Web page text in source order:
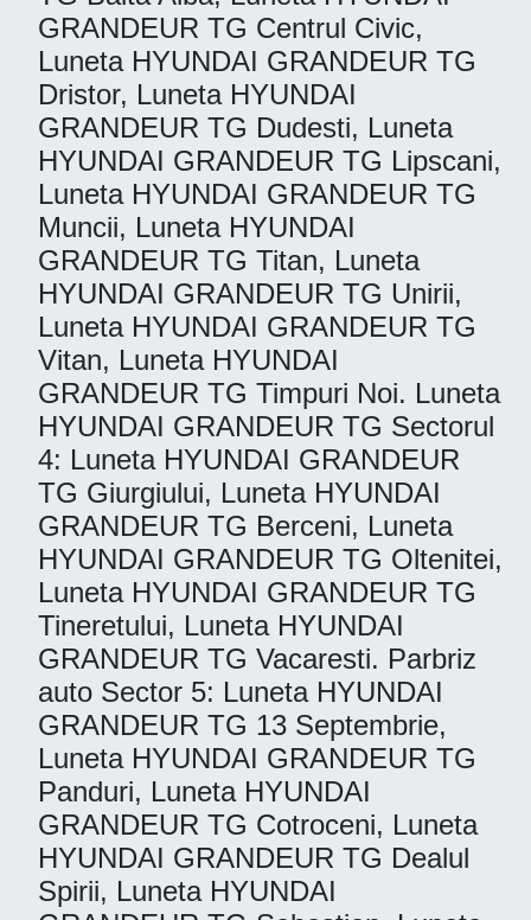
GRANDEUR TG Centrul Civic,
Luneta HYUNDAI GRANDEUR TG
Dristor, Luneta HYUNDAI
GRANDEUR TG Dudesti, Luneta
HYUNDAI GRANDEUR TG Lipscani,
Luneta HYUNDAI GRANDEUR TG
Muncii, Luneta HYUNDAI
GRANDEUR TG Titan, Luneta
HYUNDAI GRANDEUR TG Unirii,
Luneta HYUNDAI GRANDEUR TG
Vitan, Luneta HYUNDAI
GRANDEUR TG Timpuri Noi. Luneta
HYUNDAI GRANDEUR TG Sectorul
4: Luneta HYUNDAI GRANDEUR
TG Giurgiului, Luneta HYUNDAI
GRANDEUR TG Berceni, Luneta
HYUNDAI GRANDEUR TG Oltenitei,
Luneta HYUNDAI GRANDEUR TG
Tineretului, Luneta HYUNDAI
GRANDEUR TG Vacaresti. Parbriz
auto Sector 5: Luneta HYUNDAI
GRANDEUR TG 13 Septembrie,
Luneta HYUNDAI GRANDEUR TG
Panduri, Luneta HYUNDAI
GRANDEUR TG Cotroceni, Luneta
HYUNDAI GRANDEUR TG Dealul
Spirii, Luneta HYUNDAI